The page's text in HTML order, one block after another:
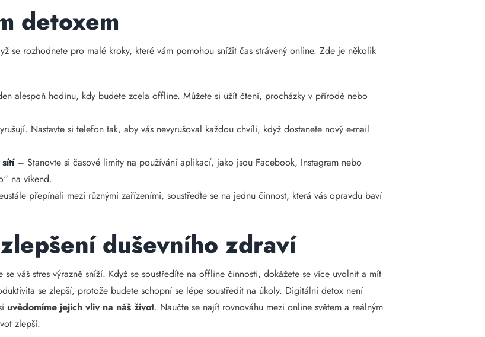
detoxem
se rozhodnete pro malé kroky, které vám pomohou snížit čas strávený online. Zde je několik
alespoň hodinu, kdy budete zcela offline. Můžete si užít čtení, procházky v přírodě nebo
Nastavte si telefon tak, aby vás nevyrušoval každou chvíli, když dostanete nový e-mail
sítí– Stanovte si časové limity na používání aplikací, jako jsou Facebook, Instagram nebo
na víkend.
přepínali mezi různými zařízeními, soustřeďte se na jednu činnost, která vás opravdu baví
duševního zdraví
váš stres výrazně sníží. Když se soustředíte na offline činnosti, dokážete se více uvolnit a mít
se zlepší, protože budete schopní se lépe soustředit na úkoly. Digitální detox není
uvědomíme jejich vliv na náš život. Naučte se najít rovnováhu mezi online světem a reálným
zlepší.